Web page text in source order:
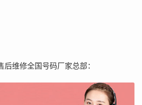
维修全国号码厂家总部：